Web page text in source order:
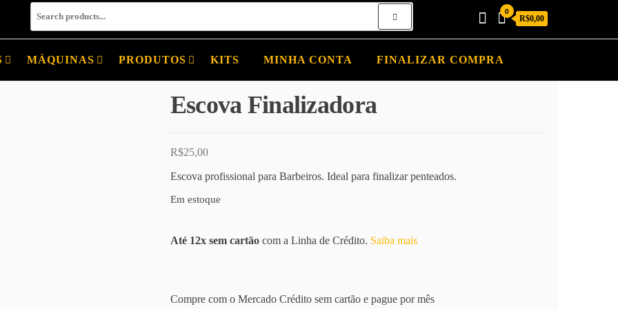
0
R$0,00
MÁQUINAS PRODUTOS KITS MINHA CONTA FINALIZAR COMPRA
Escova Finalizadora
R$25,00
Escova profissional para Barbeiros. Ideal para finalizar penteados.
Em estoque
Até 12x sem cartãocom a Linha de Crédito. Saiba mais
Compre com o Mercado Crédito sem cartão e pague por mês